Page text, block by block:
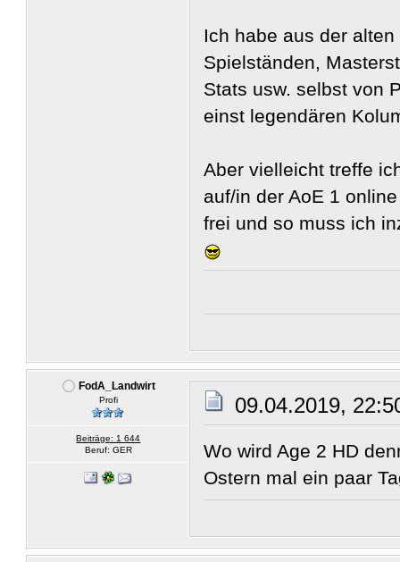
Ich habe aus der
Spielständen,
Stats usw. selbst von
einst legendären
Aber vielleicht treffe
auf/in der AoE 1
frei und so muss ich
FodA_Landwirt
Profi
Beiträge: 1 644
Beruf: GER
09.04.2019,
Wo wird Age 2 HD
Ostern mal ein paar